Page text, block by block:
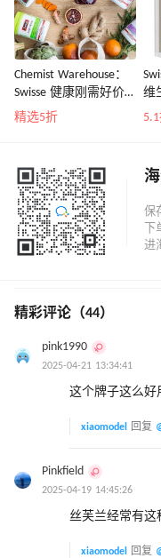
Chemist Warehouse：
Swisse 健康刚需好价
入鱼油、护肝片、钙
精选5折
维
精彩评论（44）
pink1990
2025-04-21 13:34:41
这个牌子这么好
xiaomodel 回复
Pinkfield
2025-04-19 14:45:26
丝芙兰经常有这
xiaomodel 回复